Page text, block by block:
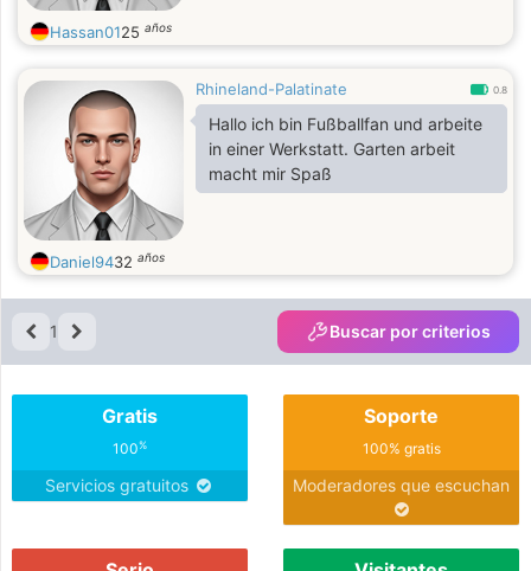
Hassan0125 años
Rhineland-Palatinate 0.8
Hallo ich bin Fußballfan und arbeite
in einer Werkstatt. Garten arbeit
macht mir Spaß
Daniel9432 años
1 Buscar por criterios
Gratis
100%
Servicios gratuitos
Soporte
100% gratis
Moderadores que escuchan